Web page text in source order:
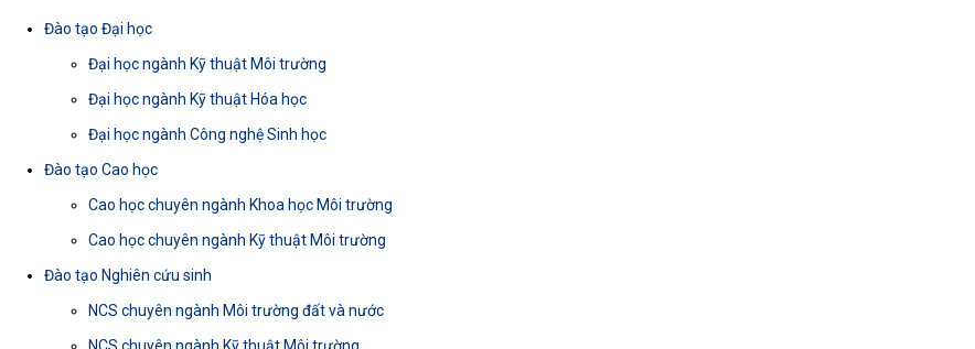
Đào tạo Đại học
Đại học ngành Kỹ thuật Môi trường
Đại học ngành Kỹ thuật Hóa học
Đại học ngành Công nghệ Sinh học
Đào tạo Cao học
Cao học chuyên ngành Khoa học Môi trường
Cao học chuyên ngành Kỹ thuật Môi trường
Đào tạo Nghiên cứu sinh
NCS chuyên ngành Môi trường đất và nước